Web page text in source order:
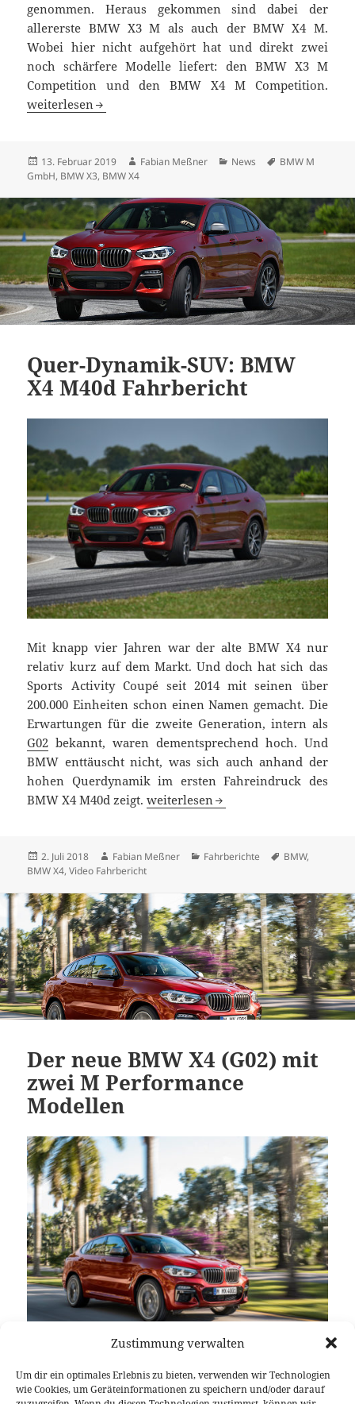
Zustimmung verwalten
Um dir ein optimales Erlebnis zu bieten, verwenden wir Technologien
wie Cookies, um Geräteinformationen zu speichern und/oder darauf
genommen. Heraus gekommen sind dabei der
allererste BMW X3 M als auch der BMW X4 M.
Wobei hier nicht aufgehört hat und direkt zwei
noch schärfere Modelle liefert: den BMW X3 M
Competition und den BMW X4 M Competition.
Weltpremiere: BMW X3 M und BMW X4 M – auch als
weiterlesen
Veröffentlicht
am
13. Februar 2019 Autor
Fabian Meßner Kategorien
News Schlagwörter
BMW M
GmbH, BMW X3, BMW X4
Quer-Dynamik-SUV: BMW
X4 M40d Fahrbericht
Mit knapp vier Jahren war der alte BMW X4 nur
relativ kurz auf dem Markt. Und doch hat sich das
Sports Activity Coupé seit 2014 mit seinen über
200.000 Einheiten schon einen Namen gemacht. Die
Erwartungen für die zweite Generation, intern als
G02 bekannt, waren dementsprechend hoch. Und
BMW enttäuscht nicht, was sich auch anhand der
hohen Querdynamik im ersten Fahreindruck des
BMW X4 M40d zeigt.Quer-Dynamik-SUV: BMW X4 M40d
weiterlesen
Veröffentlicht
am
2. Juli 2018 Autor
Fabian Meßner Kategorien
Fahrberichte Schlagwörter
BMW,
BMW X4,Video Fahrbericht
Der neue BMW X4 (G02) mit
zwei M Performance
Modellen
des X4 weltweit rund 200.000 Einheiten absetzen.